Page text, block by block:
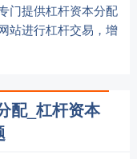
门提供杠杆资本分配
站进行杠杆交易，增
配_杠杆资本